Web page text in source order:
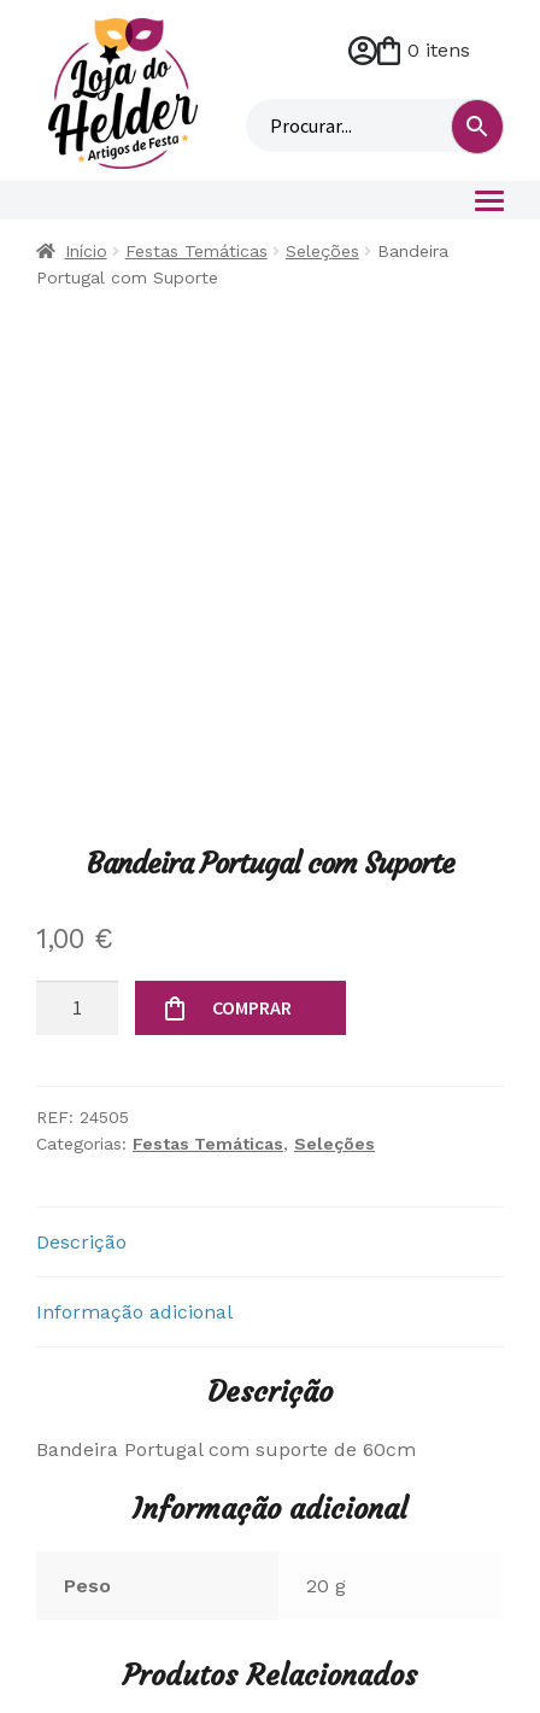
M
n
0 itens
Início Festas Temáticas Seleções
Bandeira
Portugal com Suporte
Bandeira Portugal com Suporte
1,00 €
com
Suporte
COMPRAR
REF: 24505
Categorias: Festas Temáticas, Seleções
Descrição
Informação adicional
Descrição
Bandeira Portugal com suporte de 60cm
Informação adicional
Peso 20 g
Produtos Relacionados